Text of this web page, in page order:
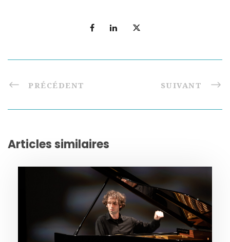
PRÉCÉDENT SUIVANT
Articles similaires